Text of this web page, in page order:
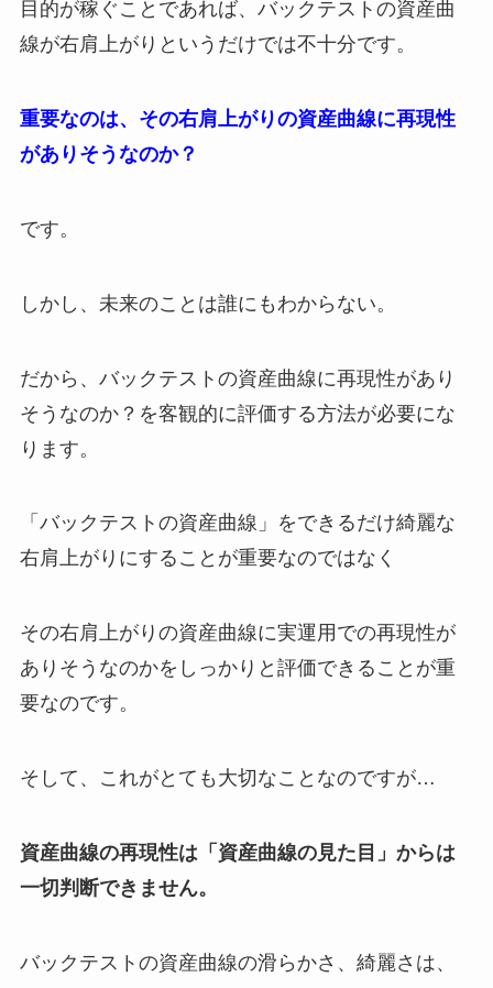
目的が稼ぐことであれば、バックテストの資産曲
線が右肩上がりというだけでは不十分です。
重要なのは、その右肩上がりの資産曲線に再現性
がありそうなのか？
です。
しかし、未来のことは誰にもわからない。
だから、バックテストの資産曲線に再現性があり
そうなのか？を客観的に評価する方法が必要にな
ります。
「バックテストの資産曲線」をできるだけ綺麗な
右肩上がりにすることが重要なのではなく
その右肩上がりの資産曲線に実運用での再現性が
ありそうなのかをしっかりと評価できることが重
要なのです。
そして、これがとても大切なことなのですが…
資産曲線の再現性は「資産曲線の見た目」からは
一切判断できません。
バックテストの資産曲線の滑らかさ、綺麗さは、